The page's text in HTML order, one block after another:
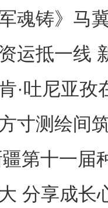
魂铸》马
运抵一线
·吐尼亚
寸测绘间
第十一届
分享成长